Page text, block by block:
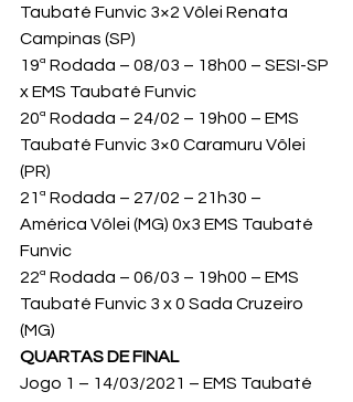
Taubaté Funvic 3×2 Vôlei Renata
Campinas (SP)
19ª Rodada – 08/03 – 18h00 – SESI-SP
x EMS Taubaté Funvic
20ª Rodada – 24/02 – 19h00 – EMS
Taubaté Funvic 3×0 Caramuru Vôlei
(PR)
21ª Rodada – 27/02 – 21h30 –
América Vôlei (MG) 0x3 EMS Taubaté
Funvic
22ª Rodada – 06/03 – 19h00 – EMS
Taubaté Funvic 3 x 0 Sada Cruzeiro
(MG)
QUARTAS DE FINAL
Jogo 1 – 14/03/2021 – EMS Taubaté